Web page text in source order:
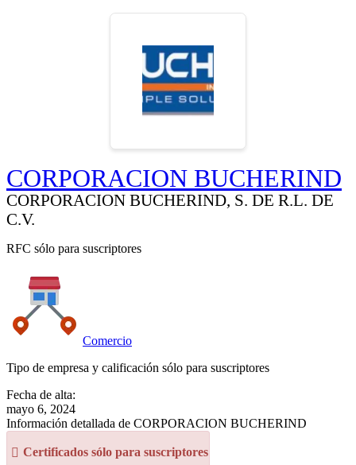
CORPORACION BUCHERIND
CORPORACION BUCHERIND, S. DE R.L. DE
C.V.
RFC sólo para suscriptores
Comercio
Tipo de empresa y calificación sólo para suscriptores
Fecha de alta:
mayo 6, 2024
Información detallada de CORPORACION BUCHERIND
Certificados sólo para suscriptores